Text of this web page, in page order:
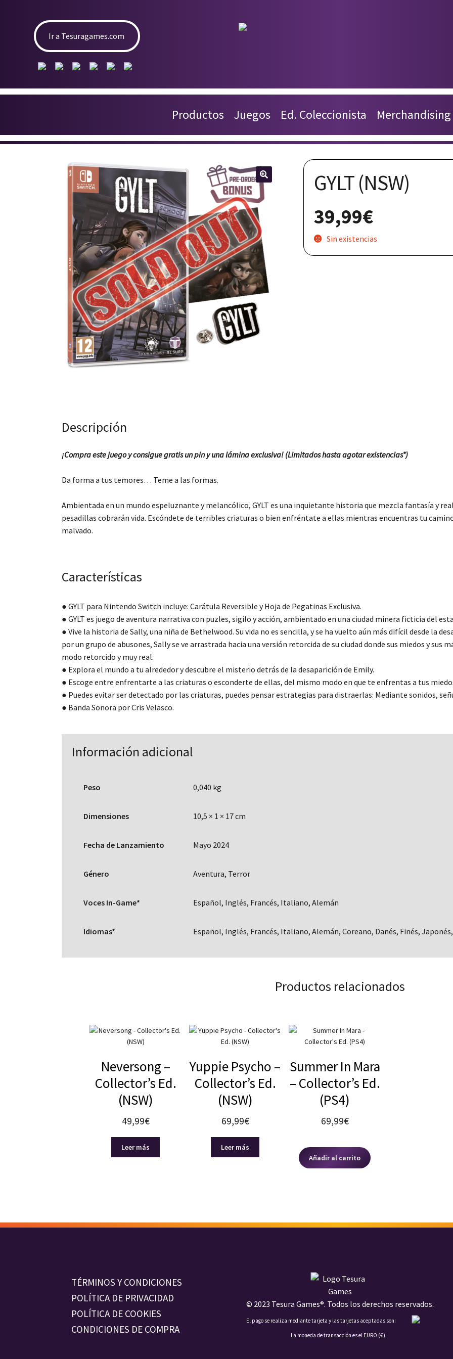
Ir a Tesuragames.com
Productos Juegos Ed. Coleccionista Merchandising
🔍 GYLT (NSW)
39,99€
Sin existencias
Descripción
¡Compra este juego y consigue gratis un pin y una lámina exclusiva! (Limitados hasta agotar existencias*)
Da forma a tus temores… Teme a las formas.
Ambientada en un mundo espeluznante y melancólico, GYLT es una inquietante historia que mezcla fantasía y
pesadillas cobrarán vida. Escóndete de terribles criaturas o bien enfréntate a ellas mientras encuentras tu
malvado.
Características
● GYLT para Nintendo Switch incluye: Carátula Reversible y Hoja de Pegatinas Exclusiva.
● GYLT es juego de aventura narrativa con puzles, sigilo y acción, ambientado en una ciudad minera ficticia del
● Vive la historia de Sally, una niña de Bethelwood. Su vida no es sencilla, y se ha vuelto aún más difícil desde la
por un grupo de abusones, Sally se ve arrastrada hacia una versión retorcida de su ciudad donde sus miedos y sus
modo retorcido y muy real.
● Explora el mundo a tu alrededor y descubre el misterio detrás de la desaparición de Emily.
● Escoge entre enfrentarte a las criaturas o esconderte de ellas, del mismo modo en que te enfrentas a tus
● Puedes evitar ser detectado por las criaturas, puedes pensar estrategias para distraerlas: Mediante sonidos,
● Banda Sonora por Cris Velasco.
Información adicional
Peso 0,040 kg
Dimensiones 10,5 × 1 × 17 cm
Fecha de Lanzamiento Mayo 2024
Género Aventura, Terror
Voces In-Game* Español, Inglés, Francés, Italiano, Alemán
Idiomas* Español, Inglés, Francés, Italiano, Alemán, Coreano, Danés, Finés,
Productos relacionados
Neversong –
Collector’s Ed.
(NSW)
49,99€
Leer más
Yuppie Psycho –
Collector’s Ed.
(NSW)
69,99€
Leer más
Summer In Mara
– Collector’s Ed.
(PS4)
69,99€
Añadir al carrito
TÉRMINOS Y CONDICIONES
POLÍTICA DE PRIVACIDAD
POLÍTICA DE COOKIES
CONDICIONES DE COMPRA
© 2023 Tesura Games®. Todos los derechos reservados.
El pago se realiza mediante tarjeta y las tarjetas aceptadas son:
La moneda de transacción es el EURO (€).
Juegos
Ed. Coleccionista
Merchandising
Contacto
Nuestras redes: